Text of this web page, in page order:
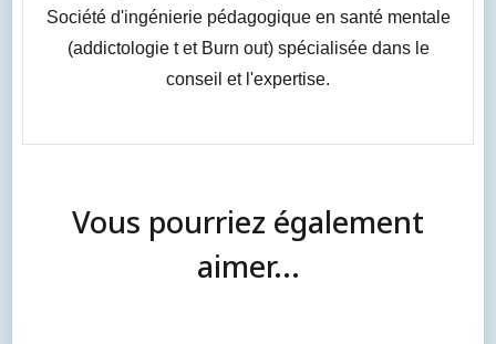
Société d'ingénierie pédagogique en santé mentale
(addictologie t et Burn out) spécialisée dans le
conseil et l'expertise.
Vous pourriez également
aimer...